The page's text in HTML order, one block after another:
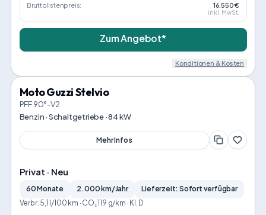
Bruttolistenpreis:
16.550 €
inkl. MwSt.
Zum Angebot*
Konditionen & Kosten
Moto Guzzi Stelvio
PFF 90°-V2
Benzin · Schaltgetriebe · 84 kW
Mehr Infos
Privat · Neu
60 Monate 2.000 km/Jahr
Lieferzeit: Sofort verfügbar
Verbr. 5,1 l/100 km · CO₂ 119 g/km · Kl. D